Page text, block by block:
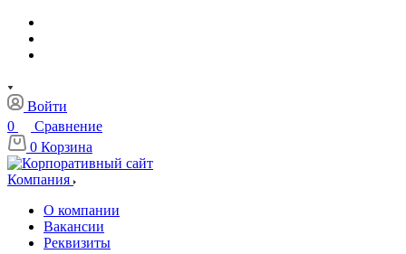
Войти
0
Сравнение
0 Корзина
Компания
О компании
Вакансии
Реквизиты